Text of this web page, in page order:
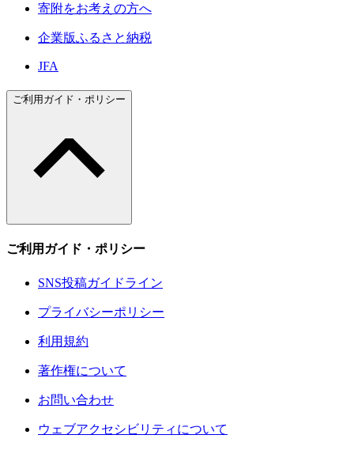
寄附をお考えの方へ
企業版ふるさと納税
JFA
ご利用ガイド・ポリシー
ご利用ガイド・ポリシー
SNS投稿ガイドライン
プライバシーポリシー
利用規約
著作権について
お問い合わせ
ウェブアクセシビリティについて